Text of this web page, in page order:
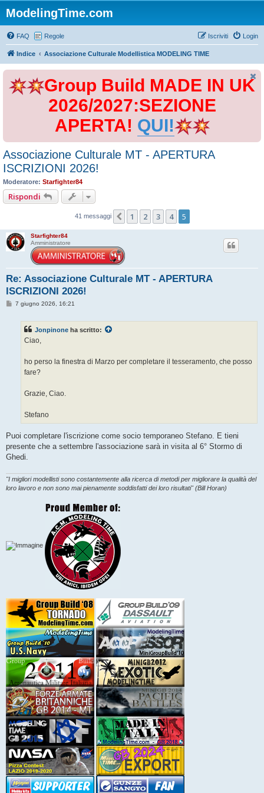
ModelingTime.com
FAQ Regole Login
Iscriviti
Indice Associazione Culturale Modellistica MODELING TIME
Group Build MADE IN UK
2026/2027:SEZIONE
APERTA! QUI!
Associazione Culturale MT - APERTURA
ISCRIZIONI 2026!
Moderatore: Starfighter84
Rispondi
41 messaggi Precedente
1 2 3 4 5
Starfighter84
Amministratore
Re: Associazione Culturale MT - APERTURA
ISCRIZIONI 2026!
M7 giugno 2026, 16:21
Jonpinone ha scritto:
Ciao,
ho perso la finestra di Marzo per completare il tesseramento, che posso
fare?
Grazie, Ciao.
Stefano
Puoi completare l'iscrizione come socio temporaneo Stefano. E tieni
presente che a settembre l'associazione sarà in visita al 6° Stormo di
Ghedi.
"I migliori modellisti sono costantemente alla ricerca di metodi per migliorare la qualità del
loro lavoro e non sono mai pienamente soddisfatti dei loro risultati" (Bill Horan)